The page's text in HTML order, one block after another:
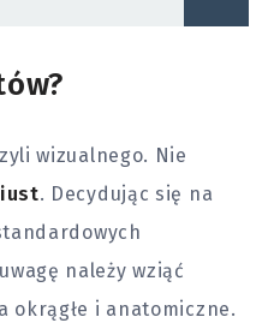
wizualnego. Nie
. Decydując się na
należy wziąć
okrągłe i anatomiczne.